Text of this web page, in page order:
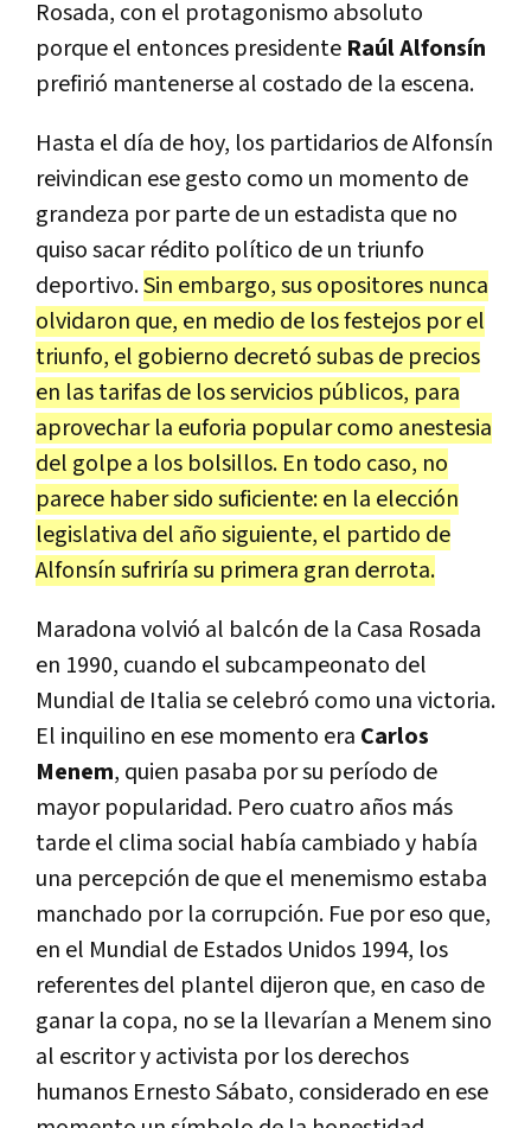
Rosada, con el protagonismo absoluto
porque el entonces presidente Raúl Alfonsín
prefirió mantenerse al costado de la escena.
Hasta el día de hoy, los partidarios de Alfonsín
reivindican ese gesto como un momento de
grandeza por parte de un estadista que no
quiso sacar rédito político de un triunfo
deportivo.Sin embargo, sus opositores nunca
olvidaron que, en medio de los festejos por el
triunfo, el gobierno decretó subas de precios
en las tarifas de los servicios públicos, para
aprovechar la euforia popular como anestesia
del golpe a los bolsillos. En todo caso, no
parece haber sido suficiente: en la elección
legislativa del año siguiente, el partido de
Alfonsín sufriría su primera gran derrota.
Maradona volvió al balcón de la Casa Rosada
en 1990, cuando el subcampeonato del
Mundial de Italia se celebró como una victoria.
El inquilino en ese momento era Carlos
Menem, quien pasaba por su período de
mayor popularidad. Pero cuatro años más
tarde el clima social había cambiado y había
una percepción de que el menemismo estaba
manchado por la corrupción. Fue por eso que,
en el Mundial de Estados Unidos 1994, los
referentes del plantel dijeron que, en caso de
ganar la copa, no se la llevarían a Menem sino
al escritor y activista por los derechos
humanos Ernesto Sábato, considerado en ese